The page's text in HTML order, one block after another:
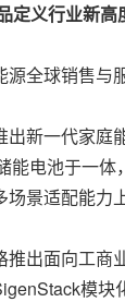
定义行业新高
源全球销售与
出新一代家庭
能电池于一
景适配能力
推出面向工商
模块